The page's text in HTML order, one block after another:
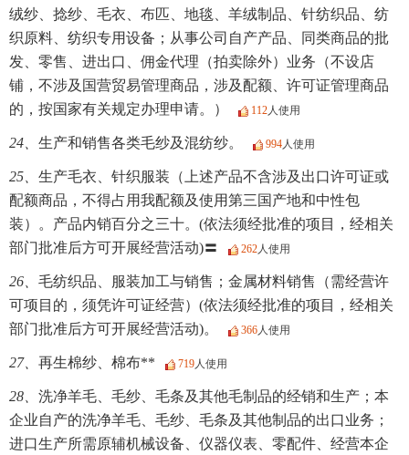
绒纱、捻纱、毛衣、布匹、地毯、羊绒制品、针纺织品、纺
织原料、纺织专用设备；从事公司自产产品、同类商品的批
发、零售、进出口、佣金代理（拍卖除外）业务（不设店
铺，不涉及国营贸易管理商品，涉及配额、许可证管理商品
的，按国家有关规定办理申请。）
112人使用
24、 生产和销售各类毛纱及混纺纱。 994人使用
25、 生产毛衣、针织服装（上述产品不含涉及出口许可证或
配额商品，不得占用我配额及使用第三国产地和中性包
装）。产品内销百分之三十。(依法须经批准的项目，经相关
部门批准后方可开展经营活动)〓
262人使用
26、 毛纺织品、服装加工与销售；金属材料销售（需经营许
可项目的，须凭许可证经营）(依法须经批准的项目，经相关
部门批准后方可开展经营活动)。
366人使用
27、 再生棉纱、棉布** 719人使用
28、 洗净羊毛、毛纱、毛条及其他毛制品的经销和生产；本
企业自产的洗净羊毛、毛纱、毛条及其他制品的出口业务；
进口生产所需原辅机械设备、仪器仪表、零配件、经营本企